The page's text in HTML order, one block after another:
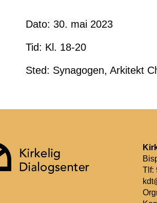
Dato: 30. mai 2023
Tid: Kl. 18-20
Sted: Synagogen, Arkitekt
Tlf: